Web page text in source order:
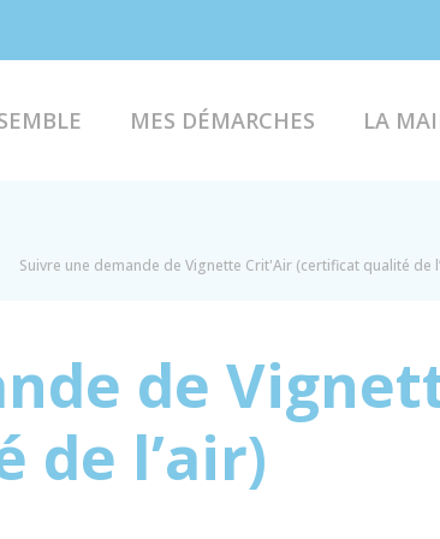
MES DÉMARCHES LA
Suivre une demande de Vignette Crit'Air (certificat qualité de
de
l’air)